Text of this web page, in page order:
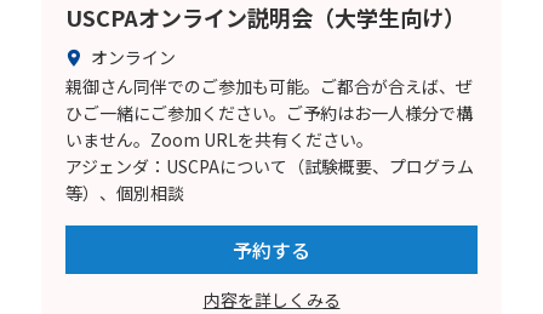
USCPAオンライン説明会（大学生向け）
オンライン
親御さん同伴でのご参加も可能。ご都合が合えば、ぜ
ひご一緒にご参加ください。ご予約はお一人様分で構
いません。Zoom URLを共有ください。
アジェンダ：USCPAについて（試験概要、プログラム
等）、個別相談
予約する
内容を詳しくみる